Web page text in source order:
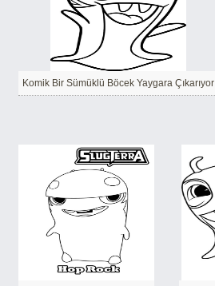
Komik Bir Sümüklü Böcek Yaygara Çıkarıyor